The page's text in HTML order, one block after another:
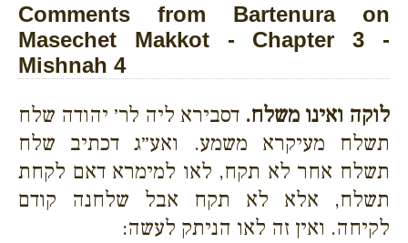
Comments from Bartenura on
Masechet Makkot - Chapter 3 -
Mishnah 4
לוקה ואינו משלח. דסבירא ליה לר׳ יהודה שלח
תשלח מעיקרא משמע. ואע״ג דכתיב שלח
תשלח אחר לא תקח, לאו למימרא דאם לקחת
תשלח, אלא לא תקח אבל שלחנה קודם
לקיחה. ואין זה לאו הניתק לעשה: